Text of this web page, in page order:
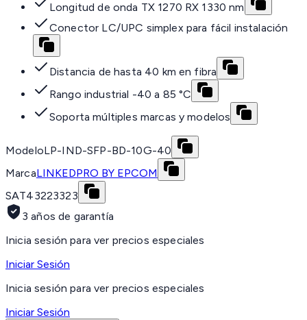
Longitud de onda TX 1270 RX 1330 nm
Conector LC/UPC simplex para fácil instalación
Distancia de hasta 40 km en fibra
Rango industrial -40 a 85 °C
Soporta múltiples marcas y modelos
ModeloLP-IND-SFP-BD-10G-40
MarcaLINKEDPRO BY EPCOM
SAT43223323
3 años de garantía
Inicia sesión para ver precios especiales
Iniciar Sesión
Inicia sesión para ver precios especiales
Iniciar Sesión